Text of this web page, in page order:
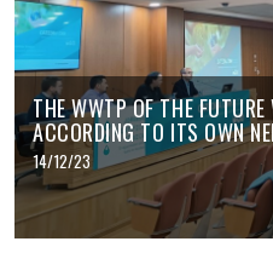
THE WWTP OF THE FUTURE
ACCORDING TO ITS OWN
14/12/23